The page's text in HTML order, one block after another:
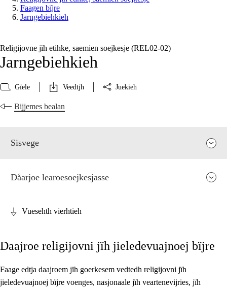
Faagen bïjre
Jarngebiehkieh
Religijovne jïh etihke, saemien soejkesje (REL02‑02)
Jarngebiehkieh
Gïele Veedtjh Juekieh
Bijjemes bealan
Sisvege
Jarngebiehkieh
Dåaresthfaageles teemah
Vihkeles tjiehpiesvoeth
Dåarjoe learoesoejkesjasse
Vuesehth vierhtieh
Daajroe religijovni jïh jieledevuajnoej bïjre
Faage edtja daajroem jïh goerkesem vedtedh religijovni jïh
jieledevuajnoej bïjre voenges, nasjonaale jïh veartenevijries, jïh